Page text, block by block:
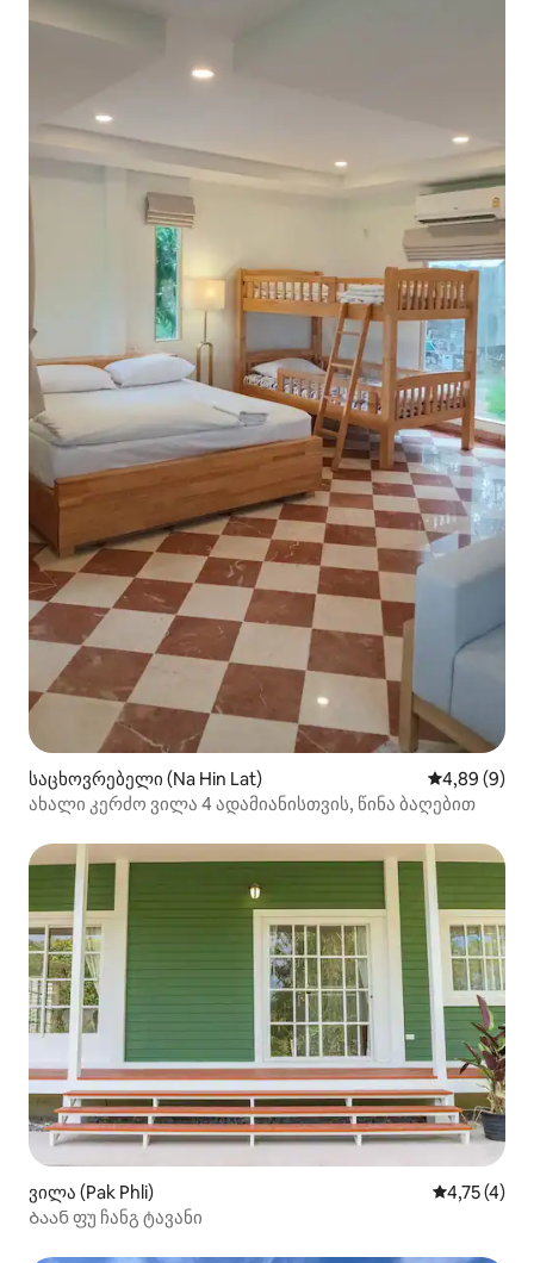
საცხოვრებელი (Na Hin Lat) საშუალო
4,89 (9)
ახალი კერძო ვილა 4 ადამიანისთვის, წინა ბაღებით
ვილა (Pak Phli) საშუალო
4,75 (4)
Ბაან ფუ ჩანგ ტავანი